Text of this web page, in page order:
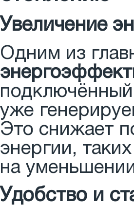
Увеличение
Одним из
подключённый
уже
Это снижает
энергии,
на
Удобство и